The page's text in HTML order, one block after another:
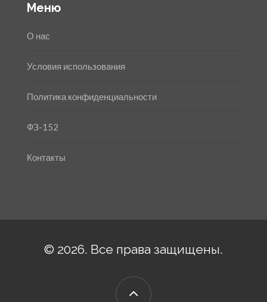
Меню
О нас
Условия использования
Политика конфиденциальности
ФЗ-152
Контакты
© 2026. Все права защищены.